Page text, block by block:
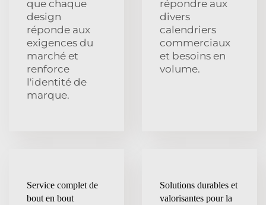
que chaque
design
réponde aux
exigences du
marché et
renforce
l'identité de
marque.
répondre aux
divers
calendriers
commerciaux
et besoins en
volume.
Service complet de
bout en bout
Solutions durables et
valorisantes pour la